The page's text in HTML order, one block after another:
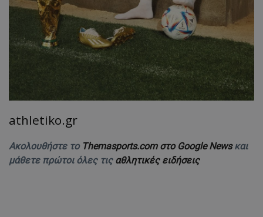
athletiko.gr
Ακολουθήστε το Themasports.com στο Google Newsκαι
μάθετε πρώτοι όλες τις αθλητικές ειδήσεις